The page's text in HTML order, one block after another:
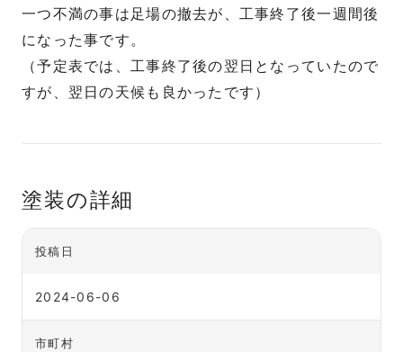
一つ不満の事は足場の撤去が、工事終了後一週間後
になった事です。
（予定表では、工事終了後の翌日となっていたので
すが、翌日の天候も良かったです）
塗装の詳細
投稿日
2024-06-06
市町村